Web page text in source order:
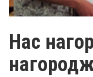
Нас